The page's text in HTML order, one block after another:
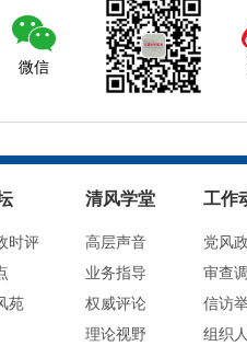
微信
时评
苑
清风学堂
高层声音
业务指导
权威评论
理论视野
工作
党风
审查
信访
组织